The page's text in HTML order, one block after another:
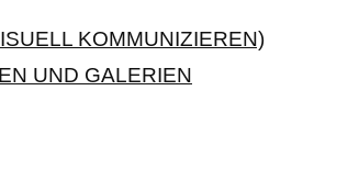
KOMMUNIZIEREN)
UND GALERIEN